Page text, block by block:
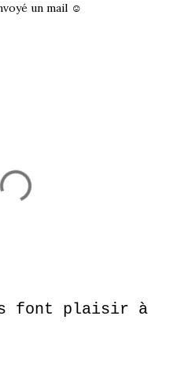
un mail ☺
font plaisir à